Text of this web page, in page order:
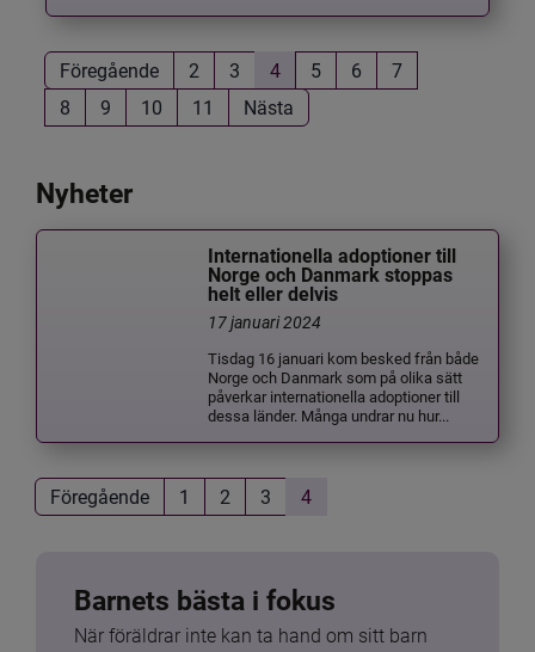
Föregående 2 3 4 5 6
7
8
9 10 11 Nästa
Nyheter
Internationella adoptioner till
Norge och Danmark stoppas
helt eller delvis
17 januari 2024
Tisdag 16 januari kom besked från både
Norge och Danmark som på olika sätt
påverkar internationella adoptioner till
dessa länder. Många undrar nu hur...
Föregående 1 2 3 4
Barnets bästa i fokus
När föräldrar inte kan ta hand om sitt barn